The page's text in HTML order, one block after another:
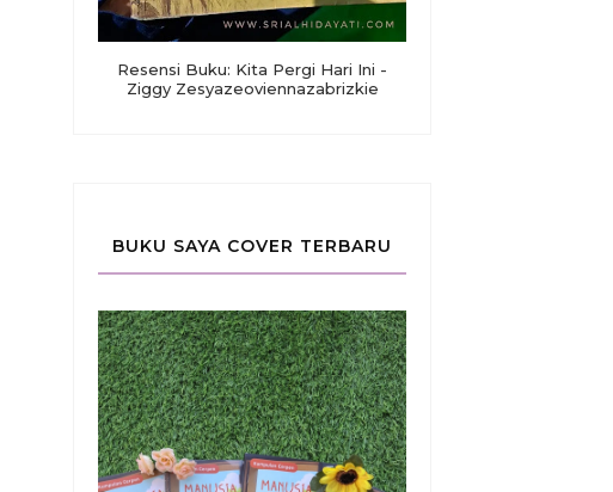
Resensi Buku: Kita Pergi Hari Ini -
Ziggy Zesyazeoviennazabrizkie
BUKU SAYA COVER TERBARU